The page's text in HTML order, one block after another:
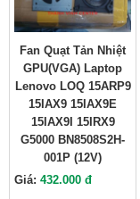
Fan Quạt Tản Nhiệt
GPU(VGA) Laptop
Lenovo LOQ 15ARP9
15IAX9 15IAX9E
15IAX9I 15IRX9
G5000 BN8508S2H-
001P (12V)
Giá: 432.000 đ